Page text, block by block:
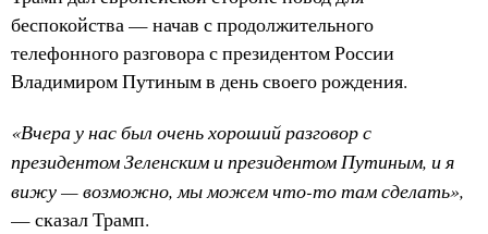
беспокойства — начав с продолжительного
телефонного разговора с президентом России
Владимиром Путиным в день своего рождения.
«Вчера у нас был очень хороший разговор с
президентом Зеленским и президентом Путиным, и я
вижу — возможно, мы можем что-то там сделать»,
— сказал Трамп.